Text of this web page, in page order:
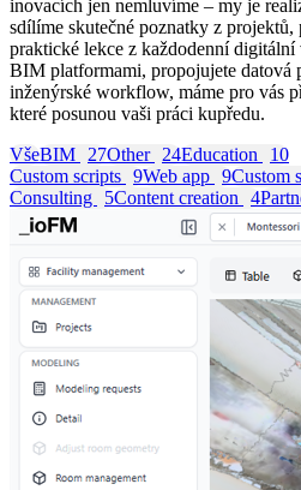
inovacích jen nemluvíme – my je
sdílíme skutečné poznatky z
praktické lekce z každodenní
BIM platformami, propojujete datová
inženýrské workflow, máme pro vás
které posunou vaši práci kupředu.
VšeBIM 27Other 24Education 10
Custom scripts 9Web app 9Custom
Consulting
5Content creation 4